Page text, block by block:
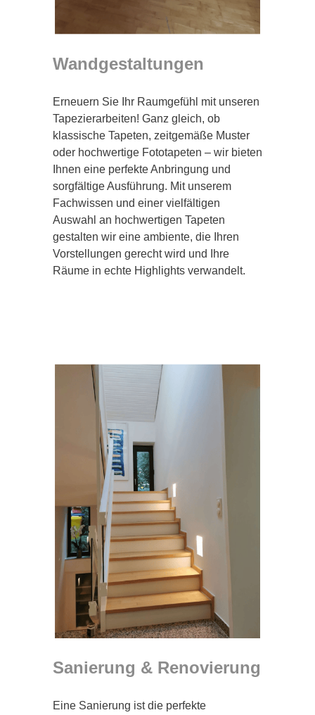
Wandgestaltungen
Erneuern Sie Ihr Raumgefühl mit unseren
Tapezierarbeiten! Ganz gleich, ob
klassische Tapeten, zeitgemäße Muster
oder hochwertige Fototapeten – wir bieten
Ihnen eine perfekte Anbringung und
sorgfältige Ausführung. Mit unserem
Fachwissen und einer vielfältigen
Auswahl an hochwertigen Tapeten
gestalten wir eine ambiente, die Ihren
Vorstellungen gerecht wird und Ihre
Räume in echte Highlights verwandelt.
Sanierung & Renovierung
Eine Sanierung ist die perfekte